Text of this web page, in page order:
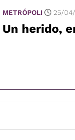
METRÓPOLI 25/
Un herido,